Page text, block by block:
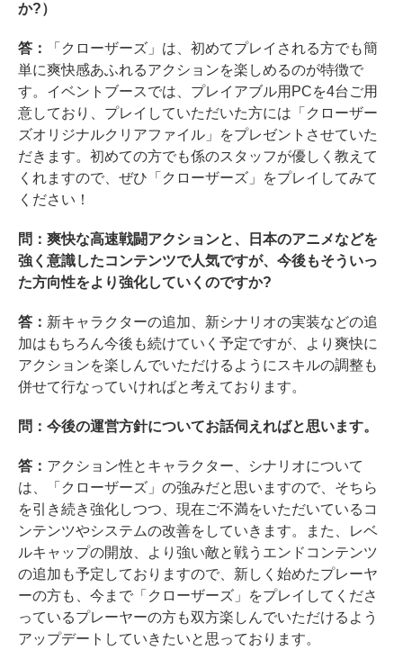
か?）
答：
「クローザーズ」は、初めてプレイされる方でも簡
単に爽快感あふれるアクションを楽しめるのが特徴で
す。イベントブースでは、プレイアブル用PCを4台ご用
意しており、プレイしていただいた方には「クローザー
ズオリジナルクリアファイル」をプレゼントさせていた
だきます。初めての方でも係のスタッフが優しく教えて
くれますので、ぜひ「クローザーズ」をプレイしてみて
ください！
問：爽快な高速戦闘アクションと、日本のアニメなどを
強く意識したコンテンツで人気ですが、今後もそういっ
た方向性をより強化していくのですか?
答： 新キャラクターの追加、新シナリオの実装などの追
加はもちろん今後も続けていく予定ですが、より爽快に
アクションを楽しんでいただけるようにスキルの調整も
併せて行なっていければと考えております。
問：今後の運営方針についてお話伺えればと思います。
答： アクション性とキャラクター、シナリオについて
は、「クローザーズ」の強みだと思いますので、そちら
を引き続き強化しつつ、現在ご不満をいただいているコ
ンテンツやシステムの改善をしていきます。また、レベ
ルキャップの開放、より強い敵と戦うエンドコンテンツ
の追加も予定しておりますので、新しく始めたプレーヤ
ーの方も、今まで「クローザーズ」をプレイしてくださ
っているプレーヤーの方も双方楽しんでいただけるよう
アップデートしていきたいと思っております。